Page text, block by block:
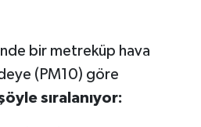
bir metreküp hava
(PM10) göre
sıralanıyor: